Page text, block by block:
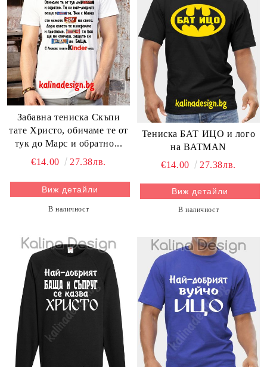
Забавна тениска Скъпи
тате Христо, обичаме те от
тук до Марс и обратно...
€14.00
27.38лв.
Виж детайли
В наличност
Тениска БАТ ИЦО и лого
на BATMAN
€14.00
27.38лв.
Виж детайли
В наличност